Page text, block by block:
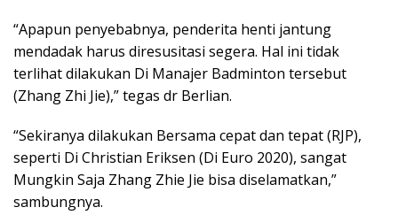
“Apapun penyebabnya, penderita henti jantung
mendadak harus diresusitasi segera. Hal ini tidak
terlihat dilakukan Di Manajer Badminton tersebut
(Zhang Zhi Jie),” tegas dr Berlian.
“Sekiranya dilakukan Bersama cepat dan tepat (RJP),
seperti Di Christian Eriksen (Di Euro 2020), sangat
Mungkin Saja Zhang Zhie Jie bisa diselamatkan,”
sambungnya.